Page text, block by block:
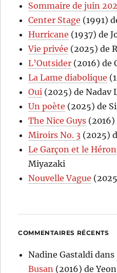
Sommaire de juin
Center Stage (1991)
Hurricane (1937) de
Vie privée (2025) de
L’Outsider (2016) de
La Lame diabolique
Oui (2025) de Nadav
Un poète (2025) de
The Nice Guys (2016)
Miroirs No. 3 (2025)
Le Garçon et le Héron
Miyazaki
Nouvelle Vague
COMMENTAIRES RÉCENTS
Nadine Gastaldi dans
Busan (2016) de